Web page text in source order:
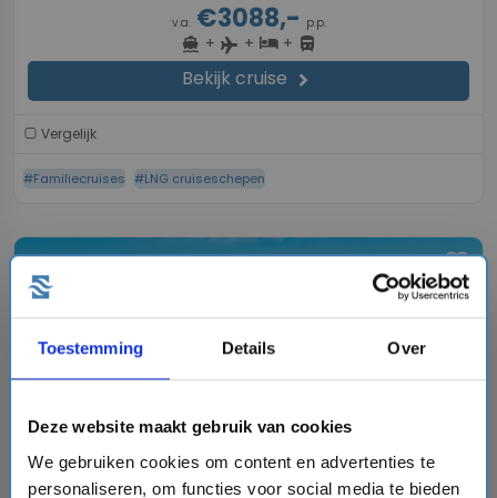
Toestemming Details Over
Deze website maakt gebruik van cookies
We gebruiken cookies om content en advertenties te
personaliseren, om functies voor social media te bieden
v.a.€3088,- p.p.
directions_boat + flight + hotel+ directions_bus
Bekijk cruise chevron_right
Vergelijk
#Familiecruises #LNG cruiseschepen
favorite